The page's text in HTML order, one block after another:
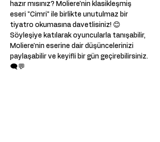
hazır mısınız? Moliere'nin klasikleşmiş
eseri "Cimri" ile birlikte unutulmaz bir
tiyatro okumasına davetlisiniz! 😊
Söyleşiye katılarak oyuncularla tanışabilir,
Moliere'nin eserine dair düşüncelerinizi
paylaşabilir ve keyifli bir gün geçirebilirsiniz.
🗨️💬